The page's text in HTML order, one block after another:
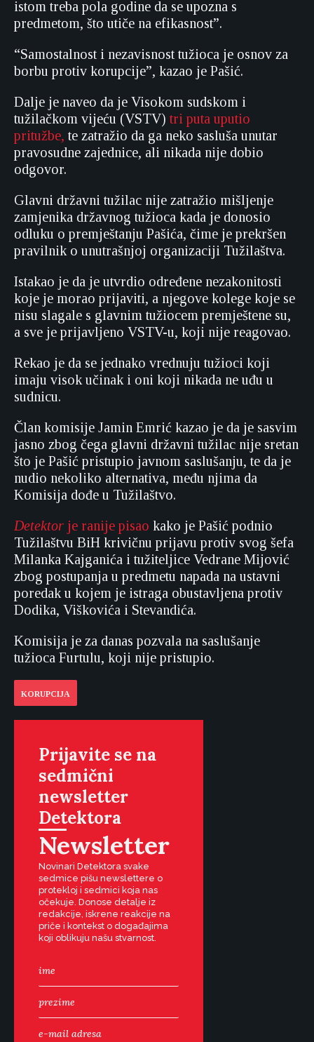
istom treba pola godine da se upozna s
predmetom, što utiče na efikasnost”.
“Samostalnost i nezavisnost tužioca je osnov za
borbu protiv korupcije”, kazao je Pašić.
Dalje je naveo da je Visokom sudskom i
tužilačkom vijeću (VSTV) tri puta uputio
pritužbe, te zatražio da ga neko sasluša unutar
pravosudne zajednice, ali nikada nije dobio
odgovor.
Glavni državni tužilac nije zatražio mišljenje
zamjenika državnog tužioca kada je donosio
odluku o premještanju Pašića, čime je prekršen
pravilnik o unutrašnjoj organizaciji Tužilaštva.
Istakao je da je utvrdio određene nezakonitosti
koje je morao prijaviti, a njegove kolege koje se
nisu slagale s glavnim tužiocem premještene su,
a sve je prijavljeno VSTV-u, koji nije reagovao.
Rekao je da se jednako vrednuju tužioci koji
imaju visok učinak i oni koji nikada ne uđu u
sudnicu.
Član komisije Jamin Emrić kazao je da je sasvim
jasno zbog čega glavni državni tužilac nije sretan
što je Pašić pristupio javnom saslušanju, te da je
nudio nekoliko alternativa, među njima da
Komisija dođe u Tužilaštvo.
Detektor je ranije pisao kako je Pašić podnio
Tužilaštvu BiH krivičnu prijavu protiv svog šefa
Milanka Kajganića i tužiteljice Vedrane Mijović
zbog postupanja u predmetu napada na ustavni
poredak u kojem je istraga obustavljena protiv
Dodika, Viškovića i Stevandića.
Komisija je za danas pozvala na saslušanje
tužioca Furtulu, koji nije pristupio.
KORUPCIJA
Prijavite se na
sedmični
newsletter
Detektora
Newsletter
Novinari Detektora svake
sedmice pišu newslettere o
protekloj i sedmici koja nas
očekuje. Donose detalje iz
redakcije, iskrene reakcije na
priče i kontekst o događajima
koji oblikuju našu stvarnost.